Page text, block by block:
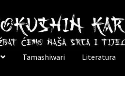
Tamashiwari Literatura